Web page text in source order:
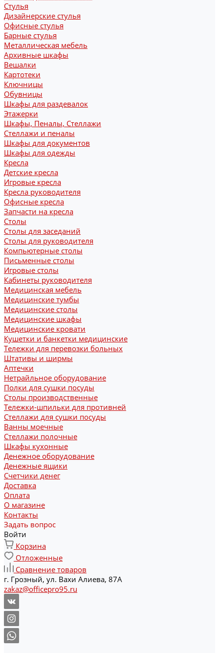
Стулья
Дизайнерские стулья
Офисные стулья
Барные стулья
Металлическая мебель
Архивные шкафы
Вешалки
Картотеки
Ключницы
Обувницы
Шкафы для раздевалок
Этажерки
Шкафы, Пеналы, Стеллажи
Стеллажи и пеналы
Шкафы для документов
Шкафы для одежды
Кресла
Детские кресла
Игровые кресла
Кресла руководителя
Офисные кресла
Запчасти на кресла
Столы
Столы для заседаний
Столы для руководителя
Компьютерные столы
Письменные столы
Игровые столы
Кабинеты руководителя
Медицинская мебель
Медицинские тумбы
Медицинские столы
Медицинские шкафы
Медицинские кровати
Кушетки и банкетки медицинские
Тележки для перевозки больных
Штативы и ширмы
Аптечки
Нетрайльное оборудование
Полки для сушки посуды
Столы производственные
Тележки-шпильки для противней
Стеллажи для сушки посуды
Ванны моечные
Стеллажи полочные
Шкафы кухонные
Денежное оборудование
Денежные ящики
Счетчики денег
Доставка
Оплата
О магазине
Контакты
Задать вопрос
Войти
Корзина
Отложенные
Сравнение товаров
г. Грозный, ул. Вахи Алиева, 87А
zakaz@officepro95.ru